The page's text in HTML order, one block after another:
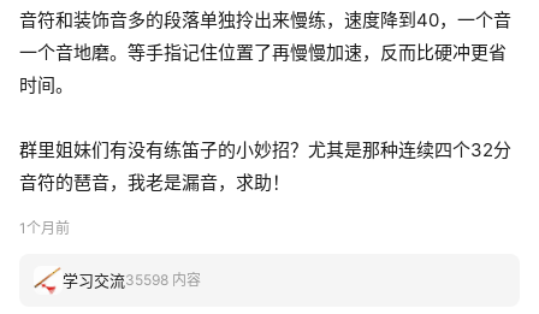
音符和装饰音多的段落单独拎出来慢练，速度降到40，一个音
一个音地磨。等手指记住位置了再慢慢加速，反而比硬冲更省
时间。
群里姐妹们有没有练笛子的小妙招？尤其是那种连续四个32分
音符的琶音，我老是漏音，求助！
1个月前
学习交流35598 内容